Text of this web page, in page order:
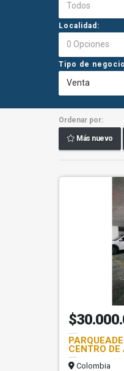
Todos
Localidad:
0 Opciones
Tipo de
Venta
Ordenar por:
Más nuevo
CENTRO
Colombia